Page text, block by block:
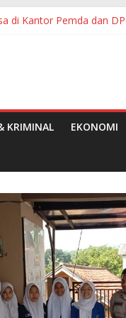
di Kantor Pemda dan
Minta Bupati OKI
Pasirkareumbi
Pangan Tahap II
KRIMINAL EKONOMI